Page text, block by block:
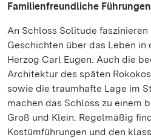
Familienfreundliche
An Schloss Solitude
Geschichten über das Leben in
Herzog Carl Eugen. Auch die
Architektur des späten
sowie die traumhafte Lage im
machen das Schloss zu einem
Groß und Klein. Regelmäßig
Kostümführungen und den